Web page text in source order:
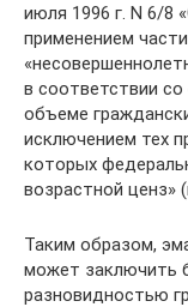
июля 1996 г. N 6/8
применением
в соответствии
объеме
исключением тех
которых
возрастной ценз»
Таким образом,
может заключить
разновидностью